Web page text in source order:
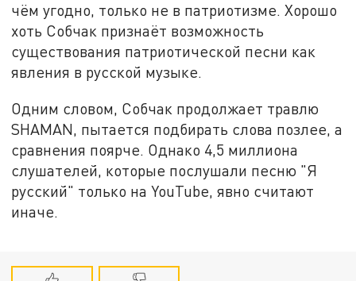
чём угодно, только не в патриотизме. Хорошо
хоть Собчак признаёт возможность
существования патриотической песни как
явления в русской музыке.
Одним словом, Собчак продолжает травлю
SHAMAN, пытается подбирать слова позлее, а
сравнения поярче. Однако 4,5 миллиона
слушателей, которые послушали песню "Я
русский" только на YouTube, явно считают
иначе.